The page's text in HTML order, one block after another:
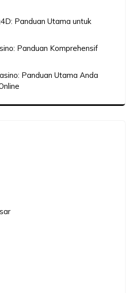
Panduan Utama untuk
Panduan Komprehensif
Panduan Utama Anda